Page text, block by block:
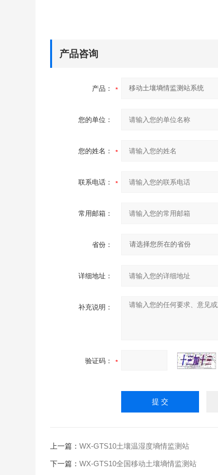
产品咨询
产品：
您的单位：
您的姓名：
联系电话：
常用邮箱：
省份：
详细地址：
补充说明：
验证码：
上一篇： WX-GTS10土壤温湿度墒情监测站
下一篇： WX-GTS10全国移动土壤墒情监测站